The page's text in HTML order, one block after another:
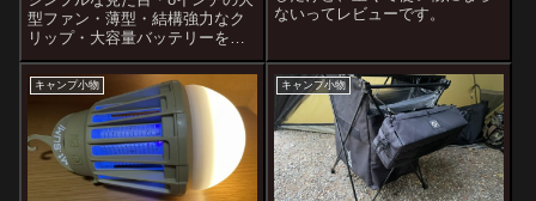
型ファン・薄型・結構強力なク
リップ・大容量バッテリーを持
つ、個人的最強のおすすめキャ
ンプ用扇風機「ATEngeus USB
充電式扇風機」のレビューで
ないってレビューです。
キャンプ小物 キャンプ小物